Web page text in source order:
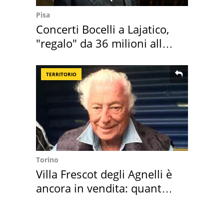
Pisa
Concerti Bocelli a Lajatico,
"regalo" da 36 milioni alla
TERRITORIO
Torino
Villa Frescot degli Agnelli è
ancora in vendita: quanto